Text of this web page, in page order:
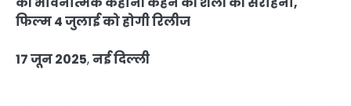
फिल्म 4 जुलाई को होगी रिलीज
17 जून 2025,नई दिल्ली